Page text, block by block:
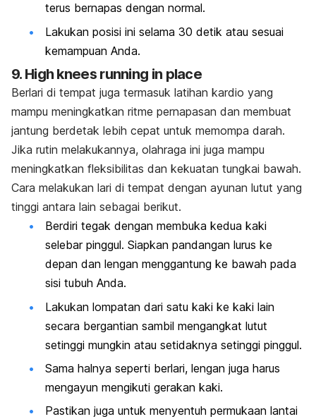
terus bernapas dengan normal.
Lakukan posisi ini selama 30 detik atau sesuai
kemampuan Anda.
9. High knees running in place
Berlari di tempat juga termasuk latihan kardio yang
mampu meningkatkan ritme pernapasan dan membuat
jantung berdetak lebih cepat untuk memompa darah.
Jika rutin melakukannya, olahraga ini juga mampu
meningkatkan fleksibilitas dan kekuatan tungkai bawah.
Cara melakukan lari di tempat dengan ayunan lutut yang
tinggi antara lain sebagai berikut.
Berdiri tegak dengan membuka kedua kaki
selebar pinggul. Siapkan pandangan lurus ke
depan dan lengan menggantung ke bawah pada
sisi tubuh Anda.
Lakukan lompatan dari satu kaki ke kaki lain
secara bergantian sambil mengangkat lutut
setinggi mungkin atau setidaknya setinggi pinggul.
Sama halnya seperti berlari, lengan juga harus
mengayun mengikuti gerakan kaki.
Pastikan juga untuk menyentuh permukaan lantai